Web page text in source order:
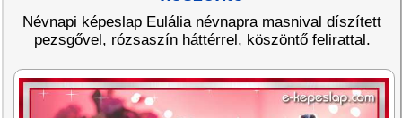
Névnapi képeslap Eulália névnapra masnival díszített
pezsgővel, rózsaszín háttérrel, köszöntő felirattal.